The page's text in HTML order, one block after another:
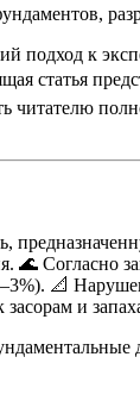
к
статья
Согласно
📐
засорам и